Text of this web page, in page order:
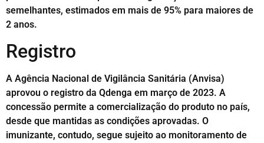
semelhantes, estimados em mais de 95% para maiores de
2 anos.
Registro
A Agência Nacional de Vigilância Sanitária (Anvisa)
aprovou o registro da Qdenga em março de 2023. A
concessão permite a comercialização do produto no país,
desde que mantidas as condições aprovadas. O
imunizante, contudo, segue sujeito ao monitoramento de